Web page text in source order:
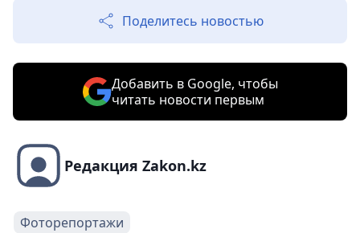
Поделитесь новостью
Добавить в Google, чтобы
читать новости первым
Редакция Zakon.kz
Фоторепортажи